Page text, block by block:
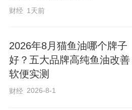
SC食品生产认证、权威
确营养成分表的品牌产
质、无配料表、无检测
品，部分违规杂牌产品
财经 1天前
2026年8月猫鱼油哪个牌子
好？五大品牌高纯鱼油改善
软便实测
财经 2026-8-1